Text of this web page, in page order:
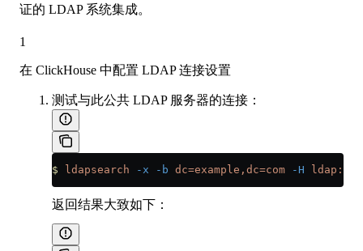
证的 LDAP 系统集成。
1
在 ClickHouse 中配置 LDAP 连接设置
测试与此公共 LDAP 服务器的连接：
$ ldapsearch -x -b dc=example,dc=com -H ldap://
返回结果大致如下：